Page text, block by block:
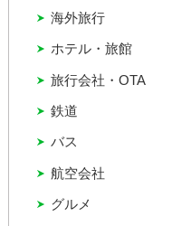
グルメ
バス
ホテル・旅館
旅行会社・OTA
海外旅行
航空会社
鉄道